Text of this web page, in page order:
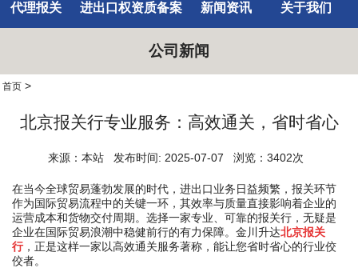
代理报关
进出口权资质备案 新闻资讯 关于我们
公司新闻
首页 >
北京报关行专业服务：高效通关，省时省心
来源：本站 发布时间: 2025-07-07 浏览：3402次
在当今全球贸易蓬勃发展的时代，进出口业务日益频繁，报关环节
作为国际贸易流程中的关键一环，其效率与质量直接影响着企业的
运营成本和货物交付周期。选择一家专业、可靠的报关行，无疑是
企业在国际贸易浪潮中稳健前行的有力保障。金川升达北京报关
行，正是这样一家以高效通关服务著称，能让您省时省心的行业佼
佼者。